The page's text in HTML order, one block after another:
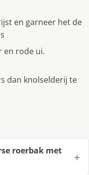
en garneer het de
en rode ui.
dan knolselderij te
roerbak met